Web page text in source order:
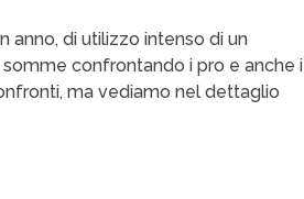
anno, di utilizzo intenso di un
confrontando i pro e anche i
ma vediamo nel dettaglio